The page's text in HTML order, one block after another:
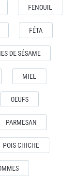
FENOUIL
FÉTA
DE SÉSAME
MIEL
OEUFS
PARMESAN
POIS CHICHE